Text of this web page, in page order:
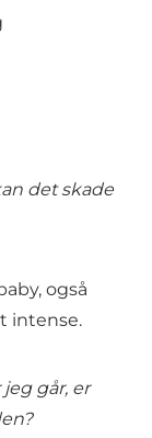
det skade
også
intense.
går, er